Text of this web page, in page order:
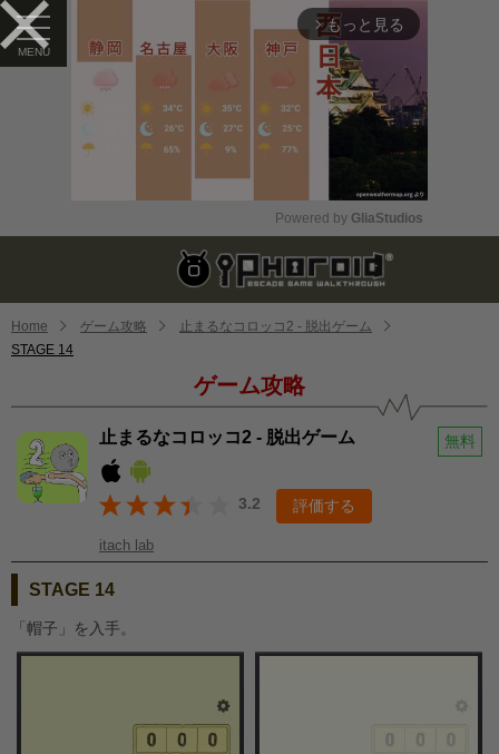
arrow_forward_ios もっと見る
Mute
Powered by GliaStudios
Home ゲーム攻略
止まるなコロッコ2 - 脱出ゲーム
STAGE 14
ゲーム攻略
止まるなコロッコ2 - 脱出ゲーム 無料
3.2 評価する
itach lab
STAGE 14
「帽子」を入手。